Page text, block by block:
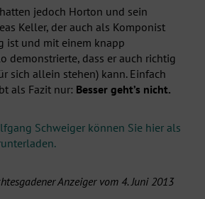
jedoch Horton und sein
Keller, der auch als Komponist
ist und mit einem knapp
demonstrierte, dass er auch richtig
sich allein stehen) kann. Einfach
als Fazit nur: Besser geht’s nicht.
Schweiger können Sie hier als
Anzeiger vom 4. Juni 2013